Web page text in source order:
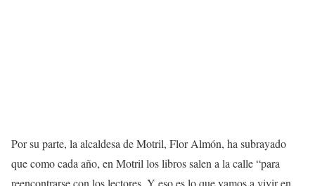
Por su parte, la alcaldesa de Motril, Flor Almón, ha subrayado
que como cada año, en Motril los libros salen a la calle “para
reencontrarse con los lectores. Y eso es lo que vamos a vivir en